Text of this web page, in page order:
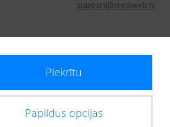
support@crediweb.lv
informāciju, ir atbildīgs par fizisko
Piekrītu
Papildus opcijas